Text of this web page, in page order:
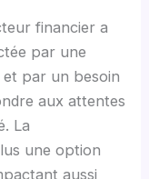
financier a
par une
par un besoin
aux attentes
La
une option
aussi